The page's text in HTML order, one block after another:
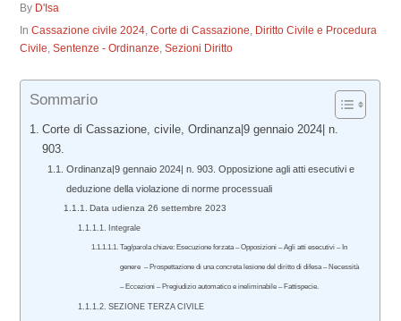
By D'Isa
InCassazione civile 2024,Corte di Cassazione, Diritto Civile e Procedura
Civile,Sentenze - Ordinanze,Sezioni Diritto
Sommario
Corte di Cassazione, civile, Ordinanza|9 gennaio 2024| n.
903.
Ordinanza|9 gennaio 2024| n. 903. Opposizione agli atti esecutivi e
deduzione della violazione di norme processuali
Data udienza 26 settembre 2023
Integrale
Tag/parola chiave: Esecuzione forzata – Opposizioni – Agli atti esecutivi – In
genere – Prospettazione di una concreta lesione del diritto di difesa – Necessità
– Eccezioni – Pregiudizio automatico e ineliminabile – Fattispecie.
SEZIONE TERZA CIVILE